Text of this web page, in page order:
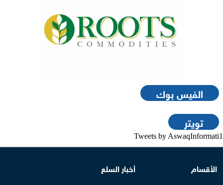
الفيس بوك
تويتر
Tweets by AswaqInformati1
الأقسام
أخبار السلع